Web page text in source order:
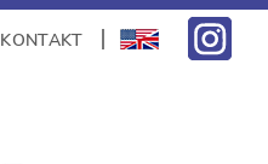
KONTAKT